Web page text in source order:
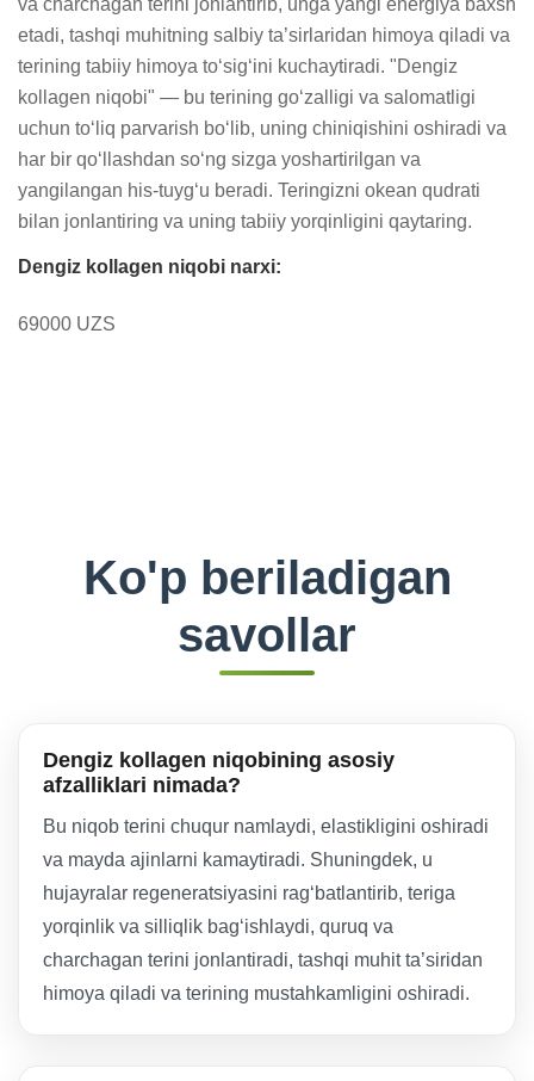
va charchagan terini jonlantirib, unga yangi energiya baxsh
etadi, tashqi muhitning salbiy ta’sirlaridan himoya qiladi va
terining tabiiy himoya to‘sig‘ini kuchaytiradi. "Dengiz
kollagen niqobi" — bu terining go‘zalligi va salomatligi
uchun to‘liq parvarish bo‘lib, uning chiniqishini oshiradi va
har bir qo‘llashdan so‘ng sizga yoshartirilgan va
yangilangan his-tuyg‘u beradi. Teringizni okean qudrati
bilan jonlantiring va uning tabiiy yorqinligini qaytaring.
Dengiz kollagen niqobi narxi:
69000 UZS
Ko'p beriladigan
savollar
Dengiz kollagen niqobining asosiy
afzalliklari nimada?
Bu niqob terini chuqur namlaydi, elastikligini oshiradi
va mayda ajinlarni kamaytiradi. Shuningdek, u
hujayralar regeneratsiyasini rag‘batlantirib, teriga
yorqinlik va silliqlik bag‘ishlaydi, quruq va
charchagan terini jonlantiradi, tashqi muhit ta’siridan
himoya qiladi va terining mustahkamligini oshiradi.